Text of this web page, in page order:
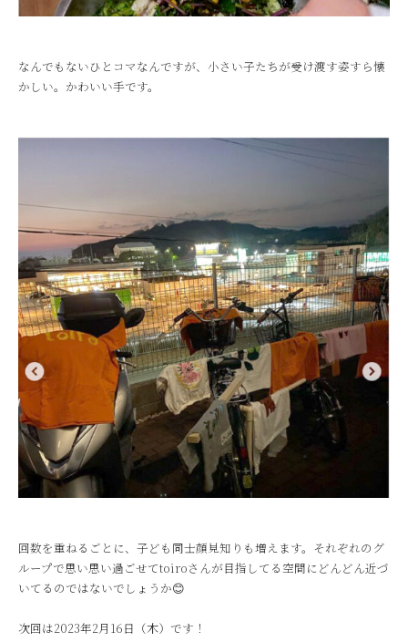
なんでもないひとコマなんですが、小さい子たちが受け渡す姿すら懐
かしい。かわいい手です。
回数を重ねるごとに、子ども同士顔見知りも増えます。それぞれのグ
ループで思い思い過ごせてtoiroさんが目指してる空間にどんどん近づ
いてるのではないでしょうか😊
次回は2023年2月16日（木）です！